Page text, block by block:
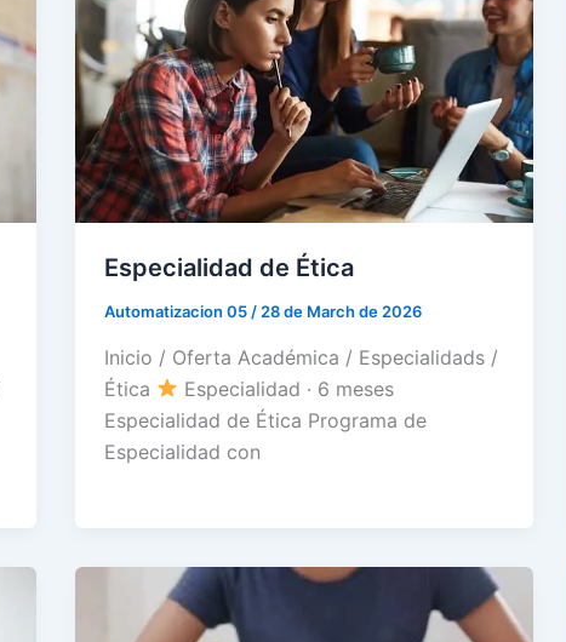
Especialidad de Ética
Automatizacion 05/28 de March de 2026
Inicio / Oferta Académica / Especialidads /
Ética
Especialidad · 6 meses
Especialidad de Ética Programa de
Especialidad con